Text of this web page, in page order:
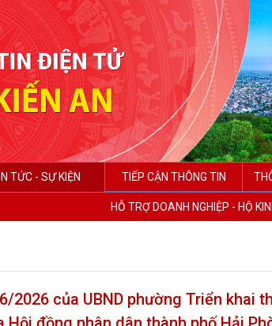
TỨC - SỰ KIỆN TIẾP CẬN THÔNG TIN
HỖ TRỢ DOANH NGHIỆP - HỘ
2026 của UBND phường Triển khai